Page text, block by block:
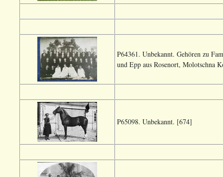
P64361. Unbekannt. Gehören zu
und Epp aus Rosenort, Molotschna
P65098. Unbekannt. [674]